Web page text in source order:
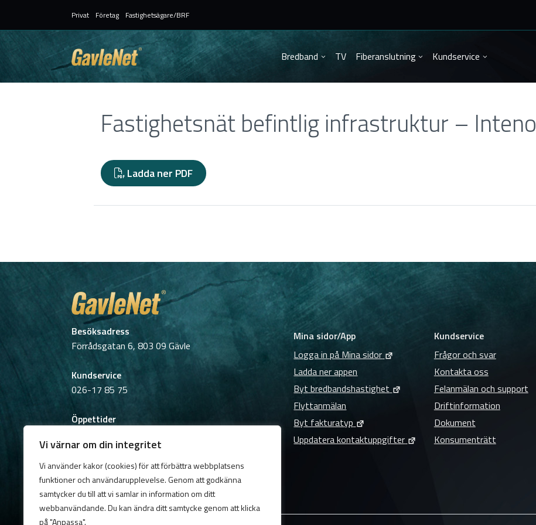
Vi värnar om din integritet
Vi använder kakor (cookies) för att förbättra webbplatsens
funktioner och användarupplevelse. Genom att godkänna
samtycker du till att vi samlar in information om ditt
webbanvändande. Du kan ändra ditt samtycke genom att klicka
på "Anpassa".
Privat Företag Fastighetsägare/BRF
Bredband TV Fiberanslutning Kundservice
Fastighetsnät befintlig infrastruktur – Inteno
Ladda ner PDF
Besöksadress
Förrådsgatan 6, 803 09 Gävle
Kundservice
026-17 85 75
Öppettider
Lunchstängt: 12:00-13:00
Postadress
Box 783, 801 29 Gävle
Mina sidor/App
Logga in på Mina sidor
Ladda ner appen
Byt bredbandshastighet
Flyttanmälan
Byt fakturatyp
Uppdatera kontaktuppgifter
Kundservice
Frågor och svar
Kontakta oss
Felanmälan och support
Driftinformation
Dokument
Konsumenträtt